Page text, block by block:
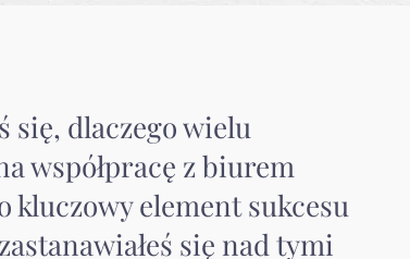
się, dlaczego wielu
współpracę z biurem
kluczowy element sukcesu
się nad tymi